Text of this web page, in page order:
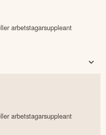
arbetstagarsuppleant
arbetstagarsuppleant